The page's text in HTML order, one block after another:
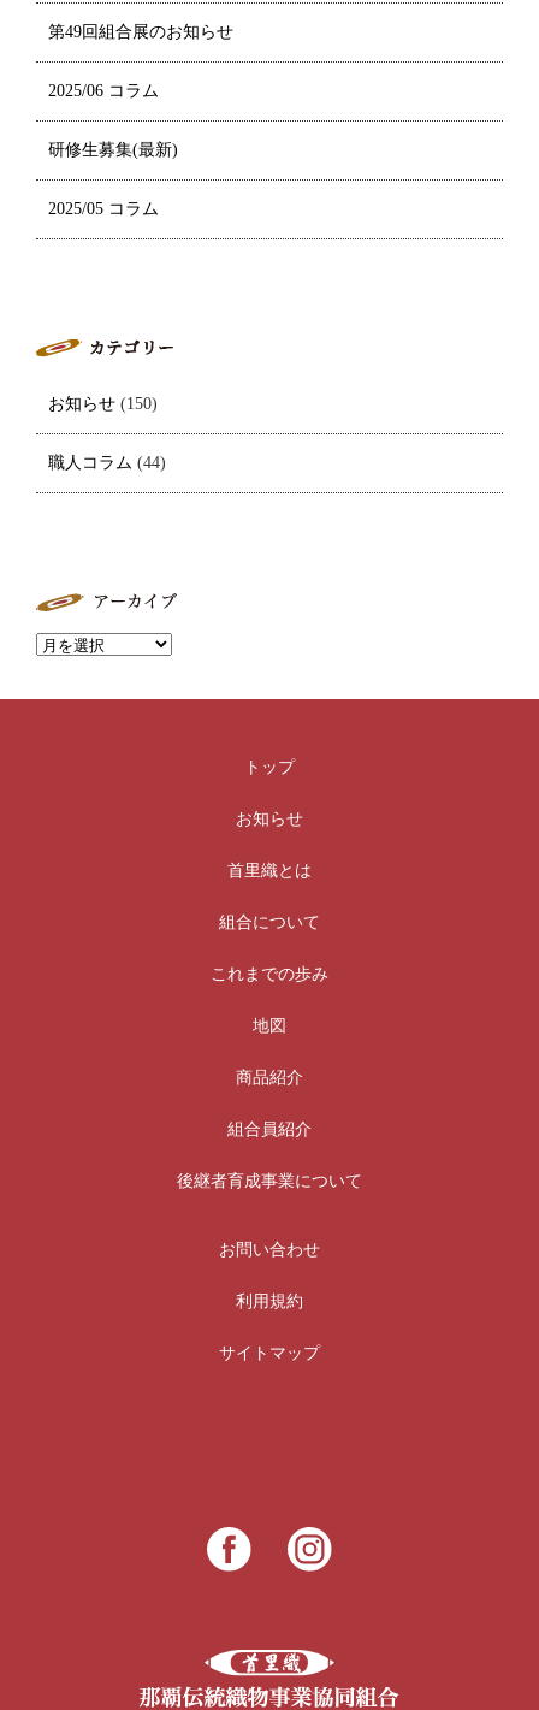
第49回組合展のお知らせ
2025/06 コラム
研修生募集(最新)
2025/05 コラム
お知らせ (150)
職人コラム (44)
トップ
お知らせ
首里織とは
組合について
これまでの歩み
地図
商品紹介
組合員紹介
後継者育成事業について
お問い合わせ
利用規約
サイトマップ